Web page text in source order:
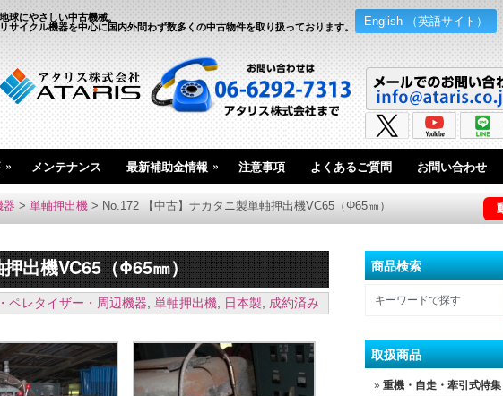
English （英語サイト）
地球にやさしい中古機械。
リサイクル機器を中心に国内外問わず数多くの中古物件を取り扱っております。
» メンテナンス 最新補助金情報 » 注意事項 よくあるご質問 お問い合わせ
器 > 単軸押出機 > No.172 【中古】ナカタニ製単軸押出機VC65（Φ65㎜）
出機VC65（Φ65㎜）
ペレタイザー・周辺機器,単軸押出機, 日本製, 成約済み
商品検索
取扱商品
重機・自走・牽引式特集